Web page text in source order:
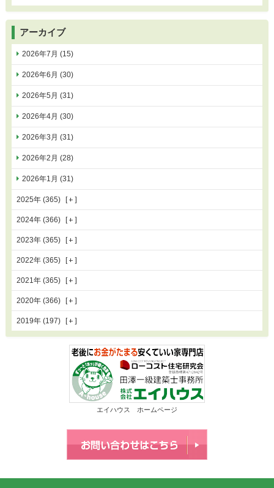
アーカイブ
2026年7月 (15)
2026年6月 (30)
2026年5月 (31)
2026年4月 (30)
2026年3月 (31)
2026年2月 (28)
2026年1月 (31)
2025年 (365)
2024年 (366)
2023年 (365)
2022年 (365)
2021年 (365)
2020年 (366)
2019年 (197)
エイハウス ホームページ